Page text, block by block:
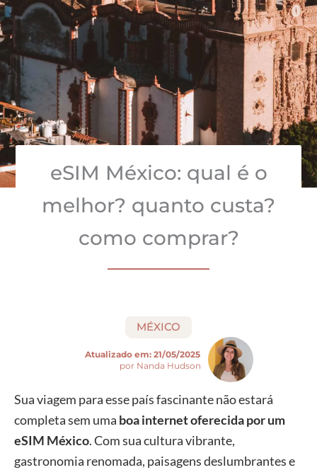
eSIM México: qual é o
melhor? quanto custa?
como comprar?
MÉXICO
Atualizado em: 21/05/2025
por Nanda Hudson
Sua viagem para esse país fascinante não estará
completa sem uma boa internet oferecida por um
eSIM México. Com sua cultura vibrante,
gastronomia renomada, paisagens deslumbrantes e